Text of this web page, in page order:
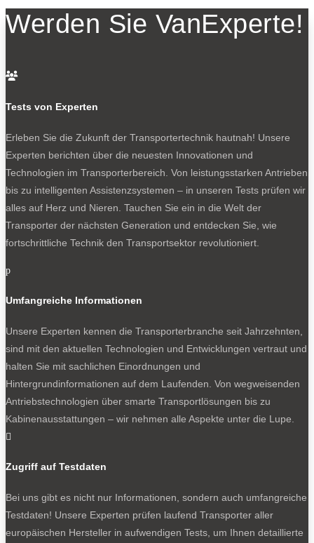
Werden Sie VanExperte!

Tests von Experten
Erleben Sie die Zukunft der Transportertechnik hautnah! Unsere
Experten berichten über die neuesten Innovationen und
Technologien im Transporterbereich. Von leistungsstarken Antrieben
bis zu intelligenten Assistenzsystemen – in unseren Tests prüfen wir
alles auf Herz und Nieren. Tauchen Sie ein in die Welt der
Transporter der nächsten Generation und entdecken Sie, wie
fortschrittliche Technik den Transportsektor revolutioniert.
p
Umfangreiche Informationen
Unsere Experten kennen die Transporterbranche seit Jahrzehnten,
sind mit den aktuellen Technologien und Entwicklungen vertraut und
halten Sie mit sachlichen Einordnungen und
Hintergrundinformationen auf dem Laufenden. Von wegweisenden
Antriebstechnologien über smarte Transportlösungen bis zu
Kabinenausstattungen – wir nehmen alle Aspekte unter die Lupe.

Zugriff auf Testdaten
Bei uns gibt es nicht nur Informationen, sondern auch umfangreiche
Testdaten! Unsere Experten prüfen laufend Transporter aller
europäischen Hersteller in aufwendigen Tests, um Ihnen detaillierte